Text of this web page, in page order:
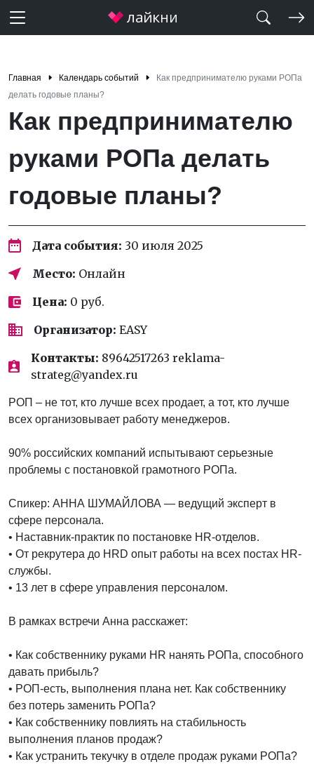
Главная Календарь событий
Как предпринимателю руками РОПа
делать годовые планы?
Как предпринимателю
руками РОПа делать
годовые планы?
Дата события: 30 июля 2025
Место: Онлайн
Цена: 0 руб.
Организатор: EASY
Контакты: 89642517263 reklama-
strateg@yandex.ru
РОП – не тот, кто лучше всех продает, а тот, кто лучше
всех организовывает работу менеджеров.
90% российских компаний испытывают серьезные
проблемы с постановкой грамотного РОПа.
Спикер: АННА ШУМАЙЛОВА — ведущий эксперт в
сфере персонала.
• Наставник-практик по постановке HR-отделов.
• От рекрутера до HRD опыт работы на всех постах HR-
службы.
• 13 лет в сфере управления персоналом.
В рамках встречи Анна расскажет:
• Как собственнику руками HR нанять РОПа, способного
давать прибыль?
• РОП-есть, выполнения плана нет. Как собственнику
без потерь заменить РОПа?
• Как собственнику повлиять на стабильность
выполнения планов продаж?
• Как устранить текучку в отделе продаж руками РОПа?